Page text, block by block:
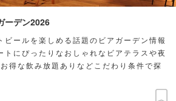
ーデン2026
ビールを楽しめる話題のビアガーデン情報
トにぴったりなおしゃれなビアテラスや夜
得な飲み放題ありなどこだわり条件で探